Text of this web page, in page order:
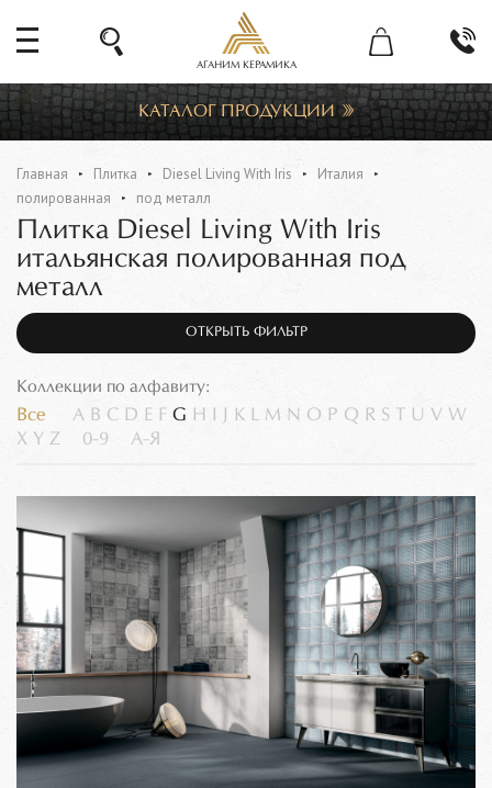
АГАНИМ КЕРАМИКА
КАТАЛОГ ПРОДУКЦИИ
Главная Плитка Diesel Living With Iris
Италия
полированная
под металл
Плитка Diesel Living With Iris
итальянская полированная под
металл
ОТКРЫТЬ ФИЛЬТР
Коллекции по алфавиту:
Все A B C D E F G H K L M N O P Q R S U V W
X Y Z 0-9 А-Я